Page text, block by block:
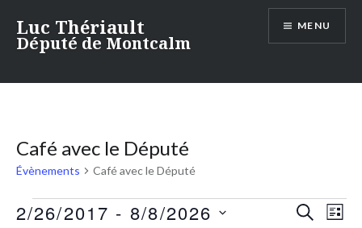
contenu
Luc Thériault
Député de Montcalm
MENU
Café avec le Député
Évènements Café avec le Député
Évènements
2/26/2017 - 8/8/2026